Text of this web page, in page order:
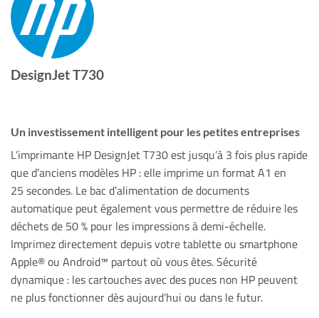
DesignJet T730
Un investissement intelligent pour les petites entreprises
L’imprimante HP DesignJet T730 est jusqu’à 3 fois plus rapide
que d’anciens modèles HP : elle imprime un format A1 en
25 secondes. Le bac d’alimentation de documents
automatique peut également vous permettre de réduire les
déchets de 50 % pour les impressions à demi-échelle.
Imprimez directement depuis votre tablette ou smartphone
Apple® ou Android™ partout où vous êtes. Sécurité
dynamique : les cartouches avec des puces non HP peuvent
ne plus fonctionner dès aujourd’hui ou dans le futur.